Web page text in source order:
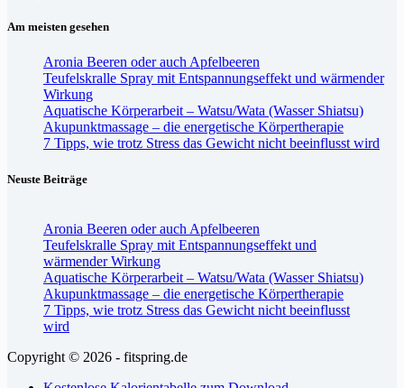
Am meisten gesehen
Aronia Beeren oder auch Apfelbeeren
Teufelskralle Spray mit Entspannungseffekt und wärmender
Wirkung
Aquatische Körperarbeit – Watsu/Wata (Wasser Shiatsu)
Akupunktmassage – die energetische Körpertherapie
7 Tipps, wie trotz Stress das Gewicht nicht beeinflusst wird
Neuste Beiträge
Aronia Beeren oder auch Apfelbeeren
Teufelskralle Spray mit Entspannungseffekt und
wärmender Wirkung
Aquatische Körperarbeit – Watsu/Wata (Wasser Shiatsu)
Akupunktmassage – die energetische Körpertherapie
7 Tipps, wie trotz Stress das Gewicht nicht beeinflusst
wird
Copyright © 2026 - fitspring.de